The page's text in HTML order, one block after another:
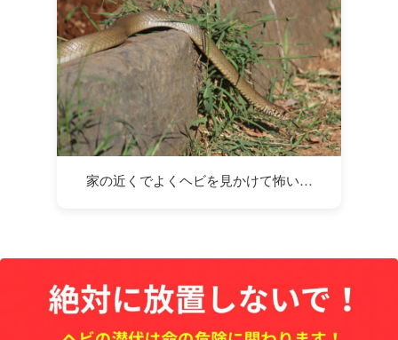
家の近くでよくヘビを見かけて怖い…